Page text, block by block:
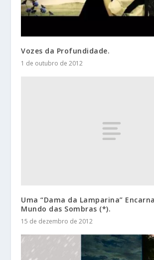
Vozes da Profundidade.
1 de outubro de 2012
Uma “Dama da Lamparina”
Mundo das Sombras (*).
15 de dezembro de 2012